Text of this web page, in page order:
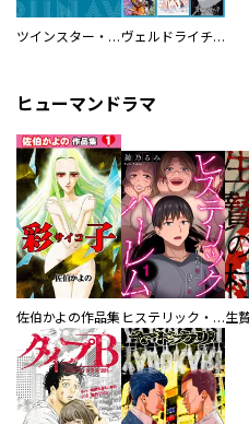
ツインスター・サイクロン・ランナウェイ ヴェルドライチオシ聖典パック 『転スラ』ミニ画集付き シリウス人気作３選
ヒューマンドラマ
佐伯かよの作品集 ヒステリック・ハーレム～搾られる男と堕ちる女～【電子単行本版】